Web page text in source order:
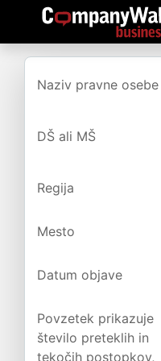
Naziv pravne osebe
DŠ ali MŠ
Regija
Mesto
Datum objave
Povzetek prikazuje
število preteklih in
tekočih postopkov,